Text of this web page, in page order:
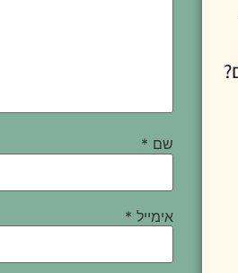
שם *
אימייל *